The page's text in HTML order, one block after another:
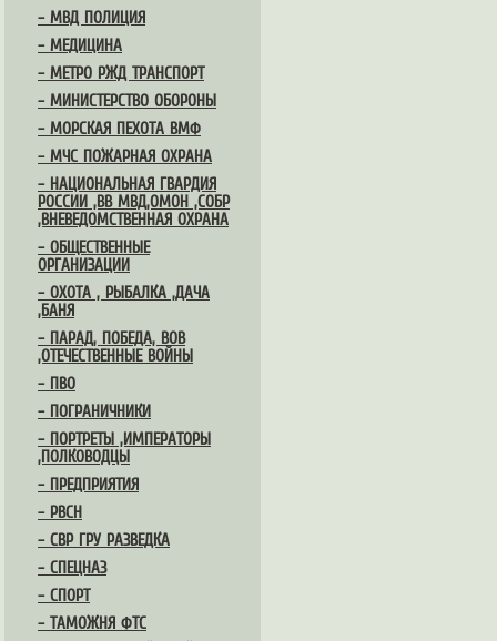
– МВД ПОЛИЦИЯ
– МЕДИЦИНА
– МЕТРО РЖД ТРАНСПОРТ
– МИНИСТЕРСТВО ОБОРОНЫ
– МОРСКАЯ ПЕХОТА ВМФ
– МЧС ПОЖАРНАЯ ОХРАНА
– НАЦИОНАЛЬНАЯ ГВАРДИЯ
РОССИИ ,ВВ МВД,ОМОН ,СОБР
,ВНЕВЕДОМСТВЕННАЯ ОХРАНА
– ОБЩЕСТВЕННЫЕ
ОРГАНИЗАЦИИ
– ОХОТА , РЫБАЛКА ,ДАЧА
,БАНЯ
– ПАРАД, ПОБЕДА, ВОВ
,ОТЕЧЕСТВЕННЫЕ ВОЙНЫ
– ПВО
– ПОГРАНИЧНИКИ
– ПОРТРЕТЫ ,ИМПЕРАТОРЫ
,ПОЛКОВОДЦЫ
– ПРЕДПРИЯТИЯ
– РВСН
– СВР ГРУ РАЗВЕДКА
– СПЕЦНАЗ
– СПОРТ
– ТАМОЖНЯ ФТС